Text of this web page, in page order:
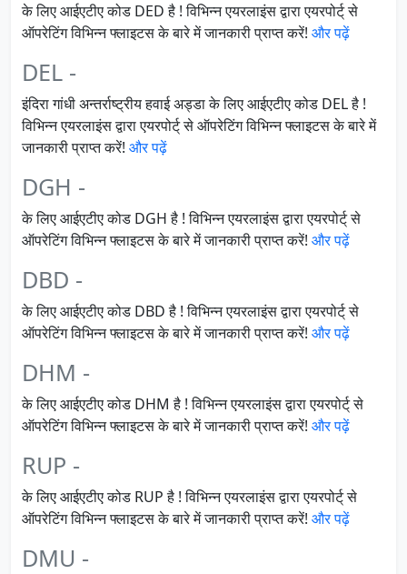
के लिए आईएटीए कोड DED है ! विभिन्न एयरलाइंस द्वारा एयरपोर्ट् से
ऑपरेटिंग विभिन्न फ्लाइटस के बारे में जानकारी प्राप्त करें! और पढ़ें
DEL -
इंदिरा गांधी अन्तर्राष्ट्रीय हवाई अड्डा के लिए आईएटीए कोड DEL है !
विभिन्न एयरलाइंस द्वारा एयरपोर्ट् से ऑपरेटिंग विभिन्न फ्लाइटस के बारे में
जानकारी प्राप्त करें! और पढ़ें
DGH -
के लिए आईएटीए कोड DGH है ! विभिन्न एयरलाइंस द्वारा एयरपोर्ट् से
ऑपरेटिंग विभिन्न फ्लाइटस के बारे में जानकारी प्राप्त करें! और पढ़ें
DBD -
के लिए आईएटीए कोड DBD है ! विभिन्न एयरलाइंस द्वारा एयरपोर्ट् से
ऑपरेटिंग विभिन्न फ्लाइटस के बारे में जानकारी प्राप्त करें! और पढ़ें
DHM -
के लिए आईएटीए कोड DHM है ! विभिन्न एयरलाइंस द्वारा एयरपोर्ट् से
ऑपरेटिंग विभिन्न फ्लाइटस के बारे में जानकारी प्राप्त करें! और पढ़ें
RUP -
के लिए आईएटीए कोड RUP है ! विभिन्न एयरलाइंस द्वारा एयरपोर्ट् से
ऑपरेटिंग विभिन्न फ्लाइटस के बारे में जानकारी प्राप्त करें! और पढ़ें
DMU -